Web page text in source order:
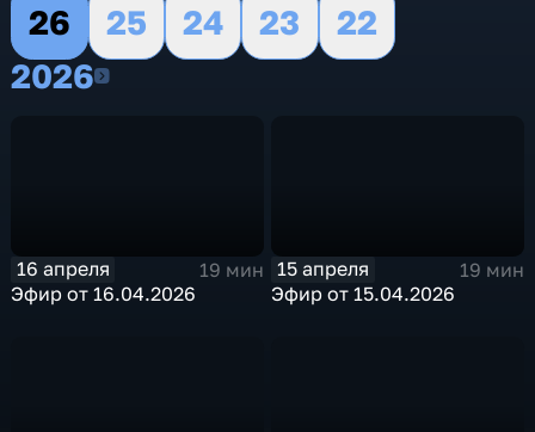
26
25 24 23
22
20262026
16 апреля
19 мин
Эфир от 16.04.2026
15 апреля
19 мин
Эфир от 15.04.2026